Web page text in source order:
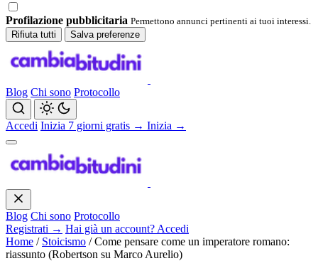
Profilazione pubblicitaria Permettono annunci pertinenti ai tuoi interessi.
Rifiuta tutti
Salva preferenze
Blog Chi sono Protocollo
Accedi Inizia 7 giorni gratis → Inizia →
Blog Chi sono Protocollo
Registrati → Hai già un account? Accedi
Home / Stoicismo / Come pensare come un imperatore romano:
riassunto (Robertson su Marco Aurelio)